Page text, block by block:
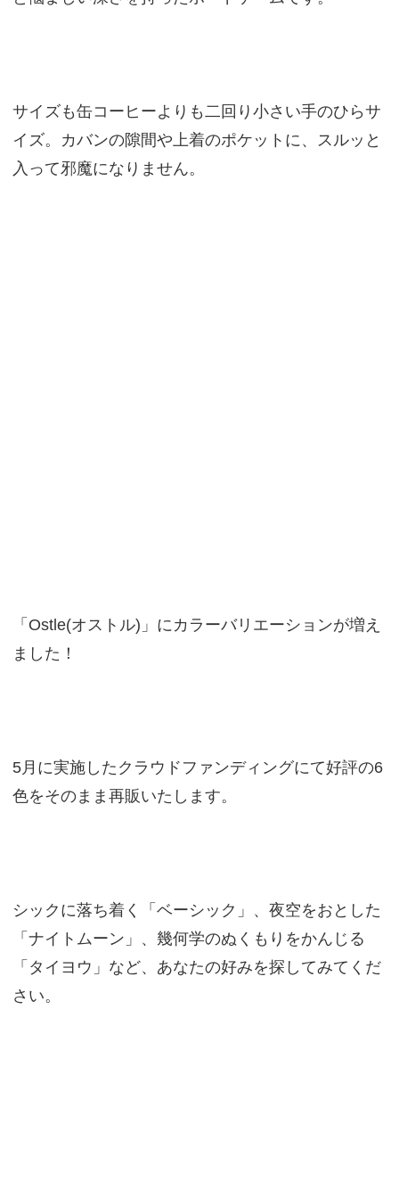
サイズも缶コーヒーよりも二回り小さい手のひらサ
イズ。カバンの隙間や上着のポケットに、スルッと
入って邪魔になりません。
「Ostle(オストル)」にカラーバリエーションが増え
ました！
5月に実施したクラウドファンディングにて好評の6
色をそのまま再販いたします。
シックに落ち着く「ベーシック」、夜空をおとした
「ナイトムーン」、幾何学のぬくもりをかんじる
「タイヨウ」など、あなたの好みを探してみてくだ
さい。